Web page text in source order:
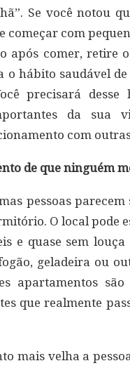
Se você notou
começar com
após comer, retire
o hábito saudável
precisará desse
da sua
com outras
de que ninguém
pessoas parecem
O local pode
e quase sem
geladeira ou
apartamentos
que realmente
mais velha a